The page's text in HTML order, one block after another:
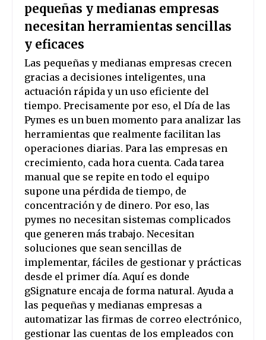
pequeñas y medianas empresas
necesitan herramientas sencillas
y eficaces
Las pequeñas y medianas empresas crecen
gracias a decisiones inteligentes, una
actuación rápida y un uso eficiente del
tiempo. Precisamente por eso, el Día de las
Pymes es un buen momento para analizar las
herramientas que realmente facilitan las
operaciones diarias. Para las empresas en
crecimiento, cada hora cuenta. Cada tarea
manual que se repite en todo el equipo
supone una pérdida de tiempo, de
concentración y de dinero. Por eso, las
pymes no necesitan sistemas complicados
que generen más trabajo. Necesitan
soluciones que sean sencillas de
implementar, fáciles de gestionar y prácticas
desde el primer día. Aquí es donde
gSignature encaja de forma natural. Ayuda a
las pequeñas y medianas empresas a
automatizar las firmas de correo electrónico,
gestionar las cuentas de los empleados con